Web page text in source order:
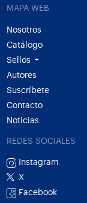
MAPA WEB
Nosotros
Catálogo
Sellos
+
Autores
Suscríbete
Contacto
Noticias
REDES SOCIALES
Instagram
X
Facebook